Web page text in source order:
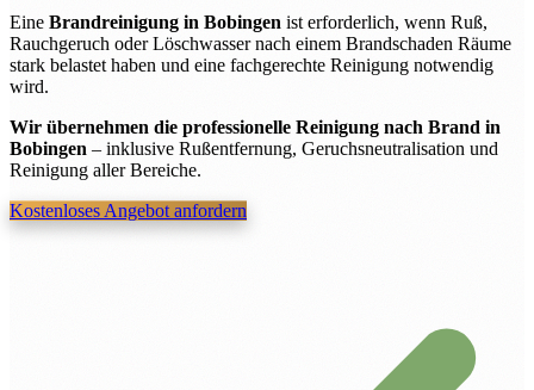
Eine Brandreinigung in Bobingen ist erforderlich, wenn Ruß,
Rauchgeruch oder Löschwasser nach einem Brandschaden Räume
stark belastet haben und eine fachgerechte Reinigung notwendig
wird.
Wir übernehmen die professionelle Reinigung nach Brand in
Bobingen– inklusive Rußentfernung, Geruchsneutralisation und
Reinigung aller Bereiche.
Kostenloses Angebot anfordern